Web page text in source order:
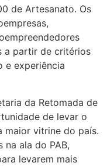
de Artesanato. Os
a partir de critérios
e experiência
da Retomada de
de levar o
maior vitrine do país.
na ala do PAB,
levarem mais